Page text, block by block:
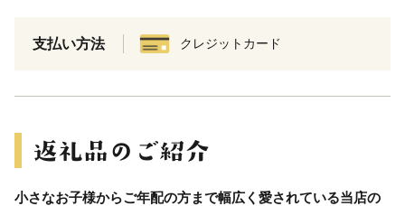
支払い方法 クレジットカード
小さなお子様からご年配の方まで幅広く愛されている当店の